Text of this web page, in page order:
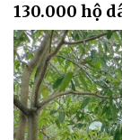
130.000 hộ